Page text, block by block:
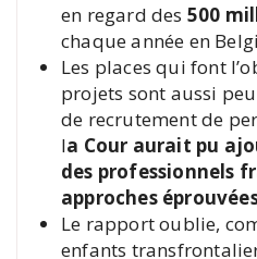
en regard des 500
chaque année en
Les places qui font
projets sont aussi
de recrutement de
la Cour aurait pu
des professionnels
approches
Le rapport oublie,
enfants